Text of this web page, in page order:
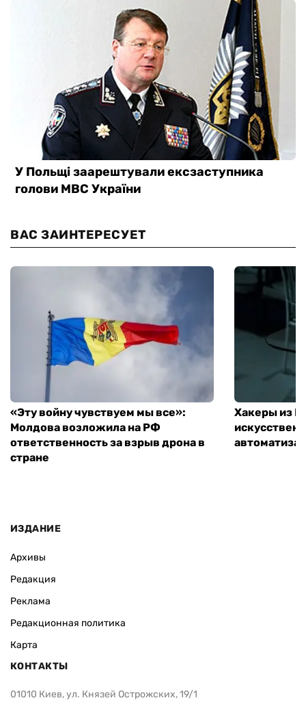
ВАС ЗАИНТЕРЕСУЕТ
«Эту войну чувствуем мы все»:
Молдова возложила на РФ
ответственность за взрыв дрона в
стране
Хакеры из
ИЗДАНИЕ
Архивы
Редакция
Реклама
Редакционная политика
Карта
КОНТАКТЫ
01010 Киев, ул. Князей Острожских, 19/1